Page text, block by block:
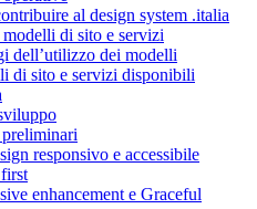
al design system .italia
di sito e servizi
dell’utilizzo dei modelli
di sito e servizi disponibili
responsivo e accessibile
enhancement e Graceful